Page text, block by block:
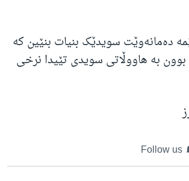
دەمانەوێت سویدێک بنیات بنێین کە
بە هاووڵاتی سویدی تێیدا نرخی
Follow us